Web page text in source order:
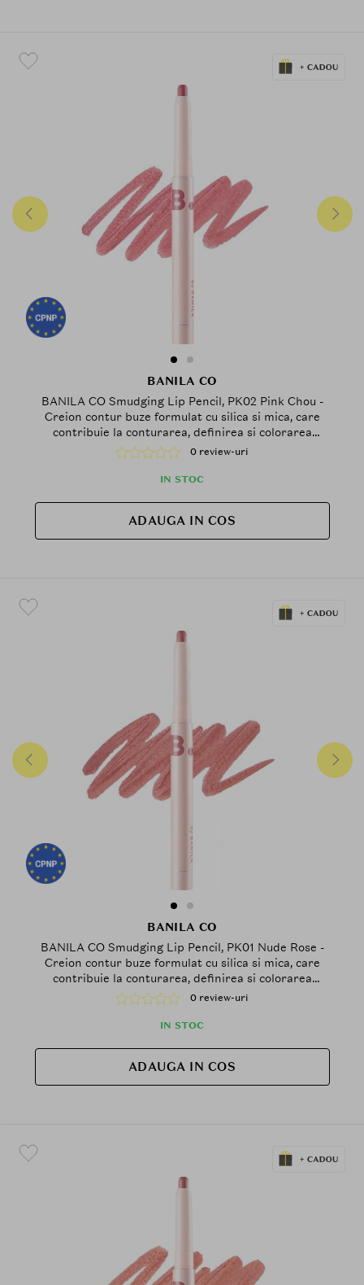
BANILA CO
BANILA CO Smudging Lip Pencil, PK02 Pink Chou -
Creion contur buze formulat cu silica si mica, care
contribuie la conturarea, definirea si colorarea
buzelor pentru un finisaj mat si usor difuz si la
metinerea confortului pe buze
0 review-uri
IN STOC
ADAUGA IN COS
BANILA CO
BANILA CO Smudging Lip Pencil, PK01 Nude Rose -
Creion contur buze formulat cu silica si mica, care
contribuie la conturarea, definirea si colorarea
buzelor cu finisaj mat, fin si usor difuz
0 review-uri
IN STOC
ADAUGA IN COS